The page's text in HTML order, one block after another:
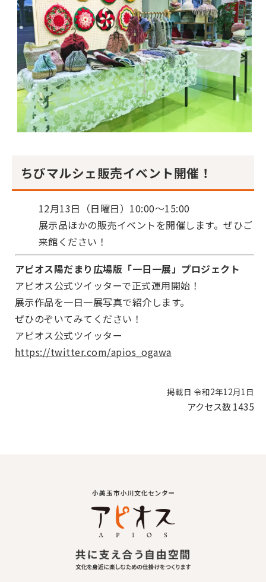
ちびマルシェ販売イベント開催！
12月13日（日曜日）10:00～15:00
展示品ほかの販売イベントを開催します。ぜひご
来館ください！
アピオス陽だまり広場版「一日一展」プロジェクト
アピオス公式ツイッターで正式運用開始！
展示作品を一日一展写真で紹介します。
ぜひのぞいてみてください！
アピオス公式ツイッター
https://twitter.com/apios_ogawa
掲載日 令和2年12月1日
アクセス数1435